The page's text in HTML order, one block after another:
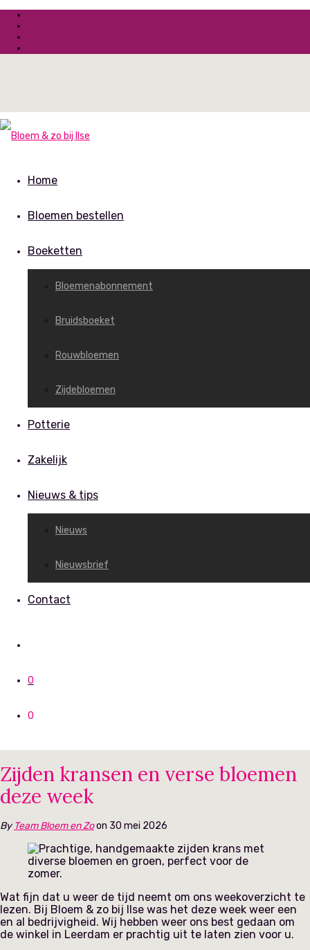
Home
Bloemen bestellen
Boeketten
Bloemenabonnement
Bruidsboeket
Rouwbloemen
Zijdebloemen
Potterie
Zakelijk
Nieuws & tips
Nieuws
Nieuwsbrief
Contact
0
0
Zijden kransen en verse bloemen
deze week
By Team Bloem en Zoon 30 mei 2026
Wat fijn dat u weer de tijd neemt om ons weekoverzicht te
lezen. Bij Bloem & zo bij Ilse was het deze week weer een
en al bedrijvigheid. Wij hebben weer ons best gedaan om
de winkel in Leerdam er prachtig uit te laten zien voor u.